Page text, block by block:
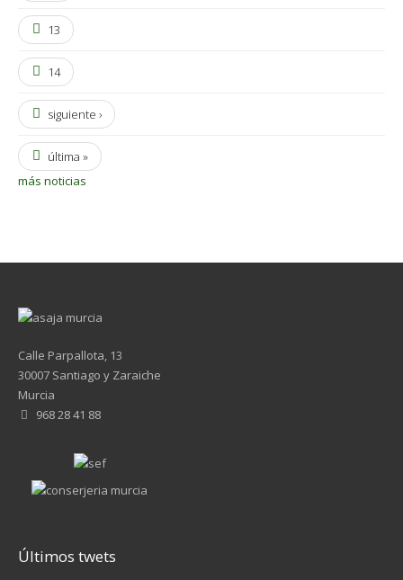
13
14
siguiente ›
última »
más noticias
Calle Parpallota, 13
30007 Santiago y Zaraiche
Murcia
968 28 41 88
Últimos twets